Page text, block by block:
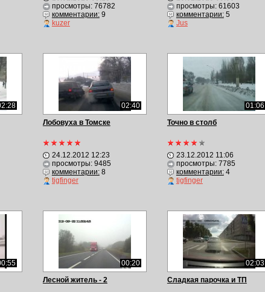
просмотры: 76782
комментарии:9
kuzer
просмотры: 61603
комментарии:5
Jus
02:40
Лобовуха в Томске
24.12.2012 12:23
просмотры: 9485
комментарии:8
tigfinger
01:06
Точно в столб
23.12.2012 11:06
просмотры: 7785
комментарии:4
tigfinger
00:20
Лесной житель - 2
02:03
Сладкая парочка и ТП